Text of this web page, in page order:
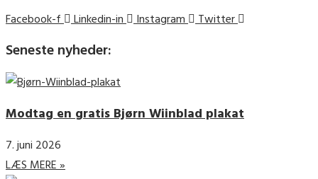
Facebook-f Linkedin-in Instagram Twitter
Seneste nyheder:
Modtag en gratis Bjørn Wiinblad plakat
7. juni 2026
LÆS MERE »